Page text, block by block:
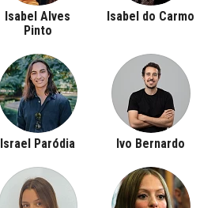
Isabel Alves
Pinto
Isabel do Carmo
Israel Paródia Ivo Bernardo